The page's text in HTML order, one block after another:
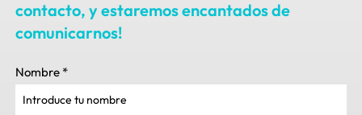
contacto, y estaremos encantados de
comunicarnos!
Nombre *